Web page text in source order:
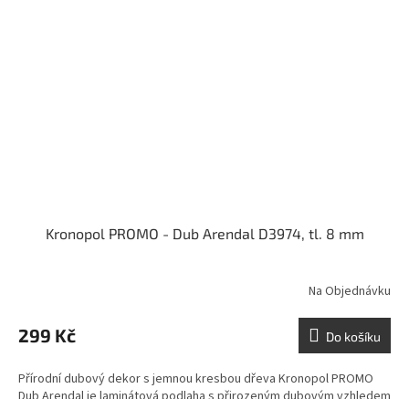
Kronopol PROMO - Dub Arendal D3974, tl. 8 mm
Na Objednávku
299 Kč Do košíku
Přírodní dubový dekor s jemnou kresbou dřeva Kronopol PROMO